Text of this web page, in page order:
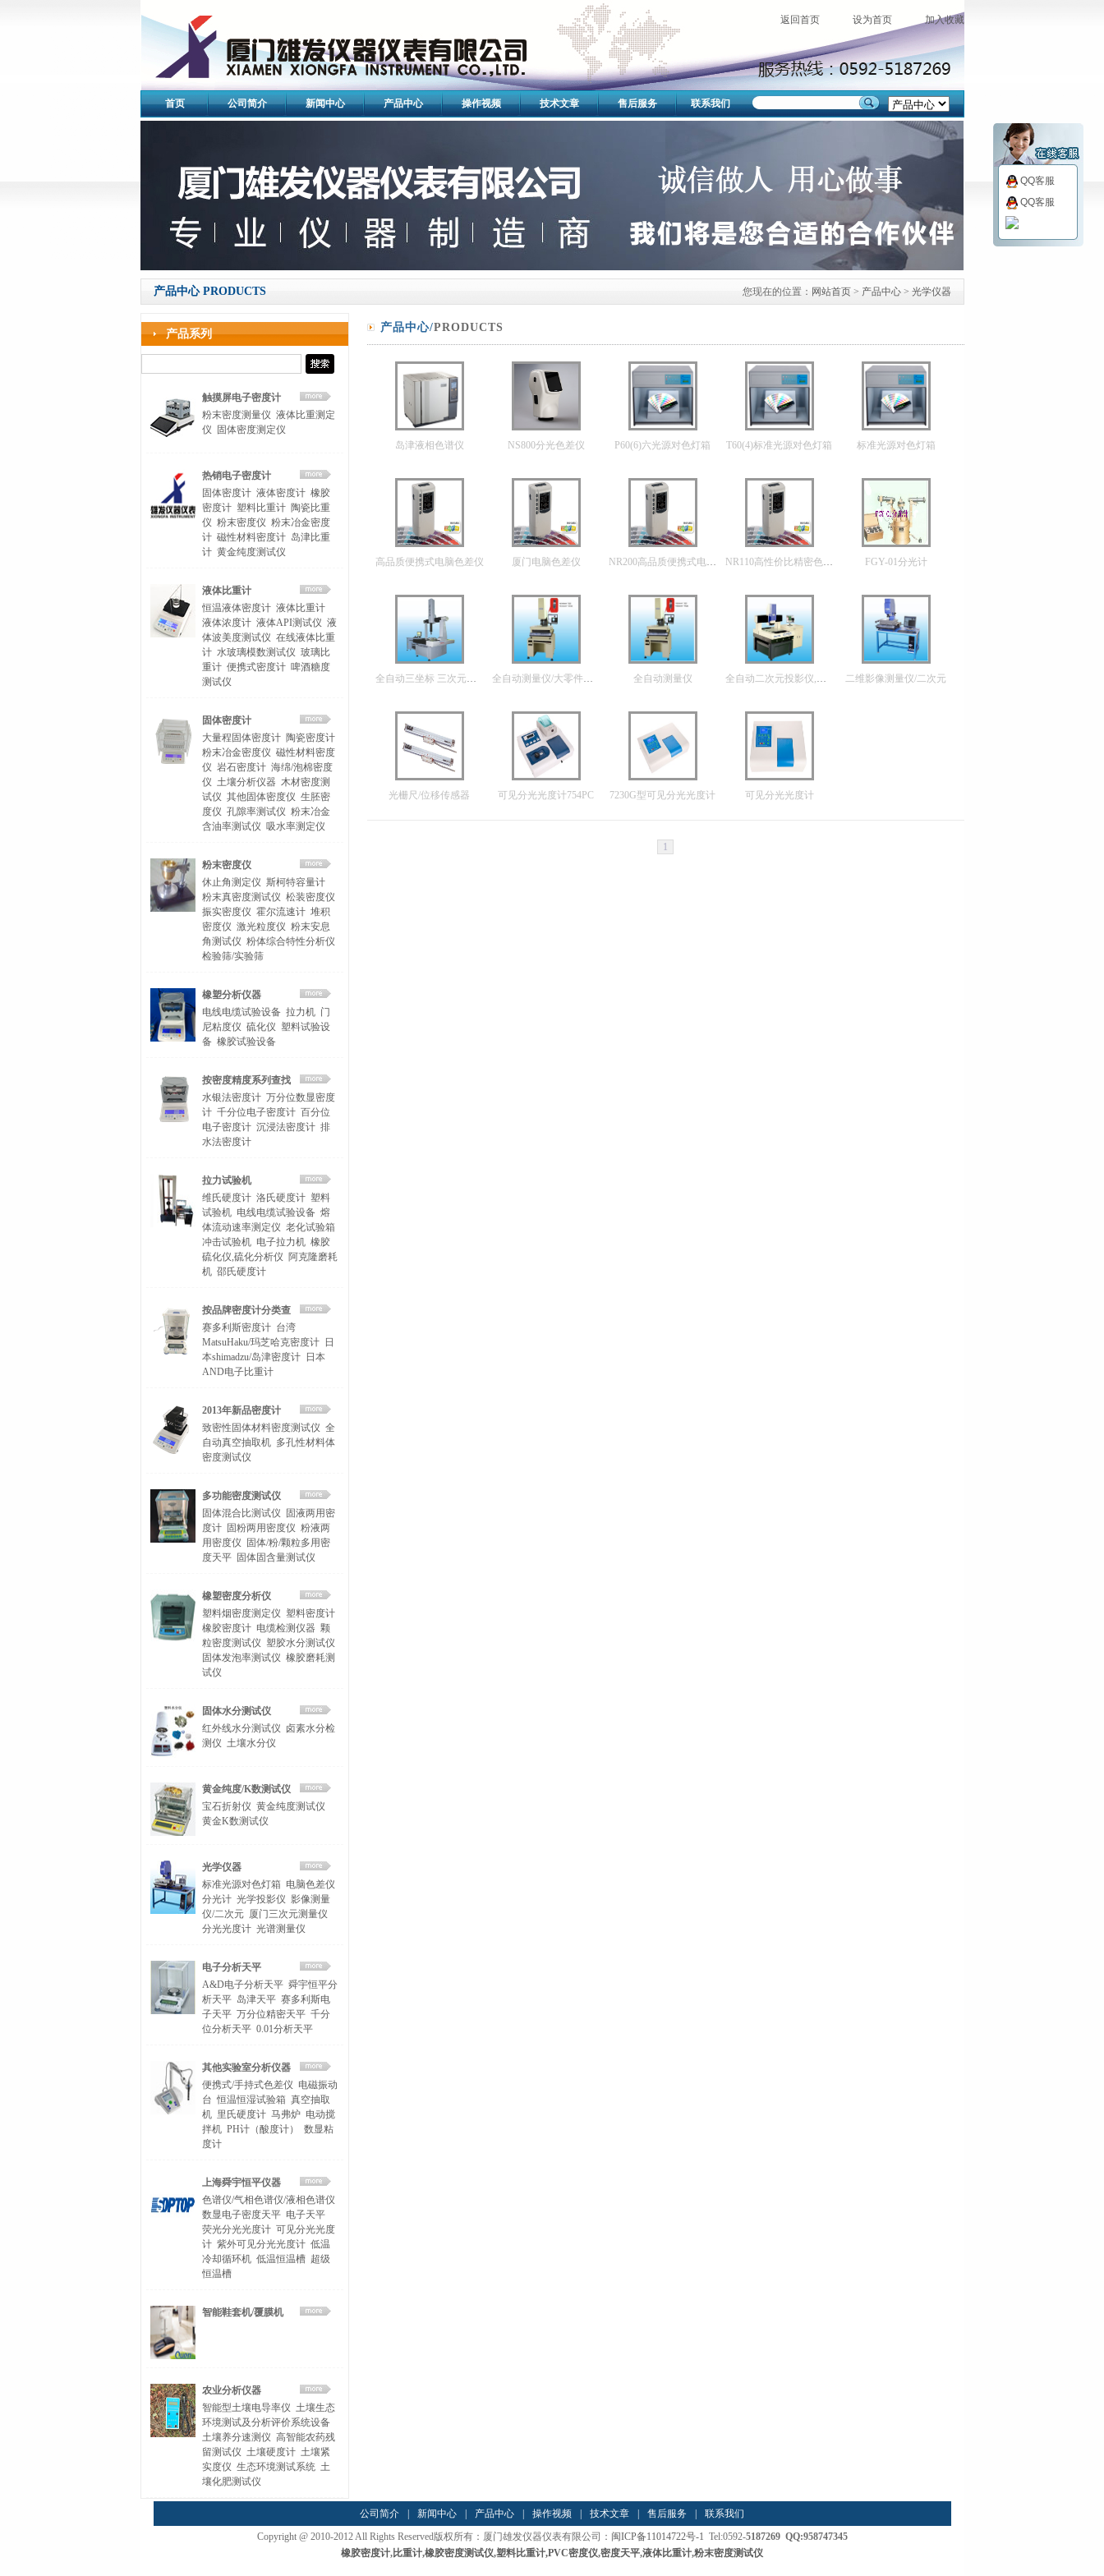
返回首页 设为首页 加入收藏
首页 公司简介 新闻中心 产品中心 操作视频 技术文章 售后服务 联系我们
产品中心 PRODUCTS 您现在的位置： 网站首页> 产品中心> 光学仪器
产品系列
触摸屏电子密度计
粉末密度测量仪 液体比重测定
仪
固体密度测定仪
热销电子密度计
固体密度计 液体密度计 橡胶
密度计 塑料比重计 陶瓷比重
仪 粉末密度仪 粉末冶金密度
计 磁性材料密度计 岛津比重
计 黄金纯度测试仪
液体比重计
恒温液体密度计 液体比重计
液体浓度计 液体API测试仪 液
体波美度测试仪 在线液体比重
计 水玻璃模数测试仪 玻璃比
重计 便携式密度计 啤酒糖度
测试仪
固体密度计
大量程固体密度计 陶瓷密度计
粉末冶金密度仪 磁性材料密度
仪 岩石密度计 海绵/泡棉密度
仪 土壤分析仪器 木材密度测
试仪 其他固体密度仪 生胚密
度仪 孔隙率测试仪 粉末冶金
含油率测试仪 吸水率测定仪
粉末密度仪
休止角测定仪 斯柯特容量计
粉末真密度测试仪 松装密度仪
振实密度仪 霍尔流速计 堆积
密度仪 激光粒度仪 粉末安息
角测试仪 粉体综合特性分析仪
检验筛/实验筛
橡塑分析仪器
电线电缆试验设备 拉力机 门
尼粘度仪 硫化仪 塑料试验设
备 橡胶试验设备
按密度精度系列查找
水银法密度计 万分位数显密度
计 千分位电子密度计 百分位
电子密度计 沉浸法密度计 排
水法密度计
拉力试验机
维氏硬度计 洛氏硬度计 塑料
试验机 电线电缆试验设备 熔
体流动速率测定仪 老化试验箱
冲击试验机 电子拉力机 橡胶
硫化仪,硫化分析仪 阿克隆磨耗
机 邵氏硬度计
按品牌密度计分类查
找
赛多利斯密度计 台湾
MatsuHaku/玛芝哈克密度计
日
本shimadzu/岛津密度计
日本
AND电子比重计
2013年新品密度计
致密性固体材料密度测试仪 全
自动真空抽取机 多孔性材料体
密度测试仪
多功能密度测试仪
固体混合比测试仪
固液两用密
度计
固粉两用密度仪 粉液两
用密度仪
固体/粉/颗粒多用密
度天平
固体固含量测试仪
橡塑密度分析仪
塑料烟密度测定仪 塑料密度计
橡胶密度计 电缆检测仪器 颗
粒密度测试仪 塑胶水分测试仪
固体发泡率测试仪 橡胶磨耗测
试仪
固体水分测试仪
红外线水分测试仪 卤素水分检
测仪 土壤水分仪
黄金纯度/K数测试仪
宝石折射仪 黄金纯度测试仪
黄金K数测试仪
光学仪器
标准光源对色灯箱 电脑色差仪
分光计 光学投影仪 影像测量
仪/二次元 厦门三次元测量仪
分光光度计 光谱测量仪
电子分析天平
A&D电子分析天平 舜宇恒平分
析天平 岛津天平 赛多利斯电
子天平 万分位精密天平 千分
位分析天平 0.01分析天平
其他实验室分析仪器
便携式/手持式色差仪 电磁振动
台 恒温恒湿试验箱 真空抽取
机 里氏硬度计 马弗炉 电动搅
拌机 PH计（酸度计）
数显粘
度计
上海舜宇恒平仪器
色谱仪/气相色谱仪/液相色谱仪
数显电子密度天平 电子天平
荧光分光光度计 可见分光光度
计 紫外可见分光光度计 低温
冷却循环机 低温恒温槽 超级
恒温槽
智能鞋套机/覆膜机
农业分析仪器
智能型土壤电导率仪 土壤生态
环境测试及分析评价系统设备
土壤养分速测仪 高智能农药残
留测试仪 土壤硬度计 土壤紧
实度仪 生态环境测试系统 土
壤化肥测试仪
产品中心/PRODUCTS
岛津液相色谱仪 NS800分光色差仪 P60(6)六光源对色灯箱 T60(4)标准光源对色灯箱 标准光源对色灯箱
高品质便携式电脑色差仪 厦门电脑色差仪 NR200高品质便携式电脑色差仪 NR110高性价比精密色差仪 FGY-01分光计
全自动三坐标 三次元坐标测量仪 全自动测量仪/大零件影像测量仪 全自动测量仪 全自动二次元投影仪,龙门式影像投影仪 二维影像测量仪/二次元
光栅尺/位移传感器 可见分光光度计754PC 7230G型可见分光光度计 可见分光光度计
1
公司简介 新闻中心 产品中心 操作视频 技术文章 售后服务
联系我们
Copyright @ 2010-2012 All Rights Reserved版权所有：厦门雄发仪器仪表有限公司： 闽ICP备11014722号-1 Tel:0592-5187269 QQ:958747345
橡胶密度计,比重计,橡胶密度测试仪,塑料比重计,PVC密度仪,密度天平,液体比重计,粉末密度测试仪
QQ客服
QQ客服